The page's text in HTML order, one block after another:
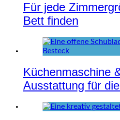
Für jede
Bett finden
Küchenmaschine
Ausstattung für